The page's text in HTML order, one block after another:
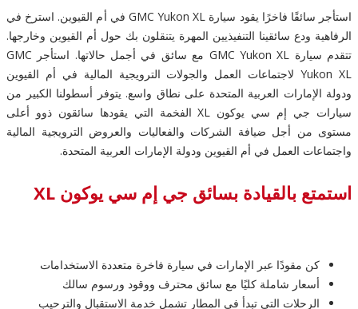
استأجر سائقًا فاخرًا يقود سيارة GMC Yukon XL في أم القيوين. استرخ في
الرفاهية ودع سائقينا التنفيذيين المهرة يتنقلون بك حول أم القيوين وخارجها.
تتقدم سيارة GMC Yukon XL مع سائق في أجمل حالاتها. استأجر GMC
Yukon XL لاجتماعات العمل والجولات الترويجية المالية في أم القيوين
ودولة الإمارات العربية المتحدة على نطاق واسع. يتوفر أسطولنا الكبير من
سيارات جي إم سي يوكون XL الفخمة التي يقودها سائقون ذوو أعلى
مستوى من أجل ضيافة الشركات والفعاليات والعروض الترويجية المالية
واجتماعات العمل في أم القيوين ودولة الإمارات العربية المتحدة.
استمتع بالقيادة بسائق جي إم سي يوكون XL
كن مقودًا عبر الإمارات في سيارة فاخرة متعددة الاستخدامات
أسعار شاملة كليًا مع سائق محترف ووقود ورسوم سالك
الرحلات التي تبدأ في المطار تشمل خدمة الاستقبال والترحيب